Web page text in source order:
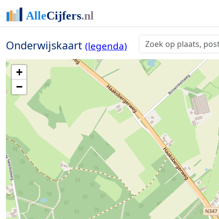
Onderwijskaart (legenda)
+
−